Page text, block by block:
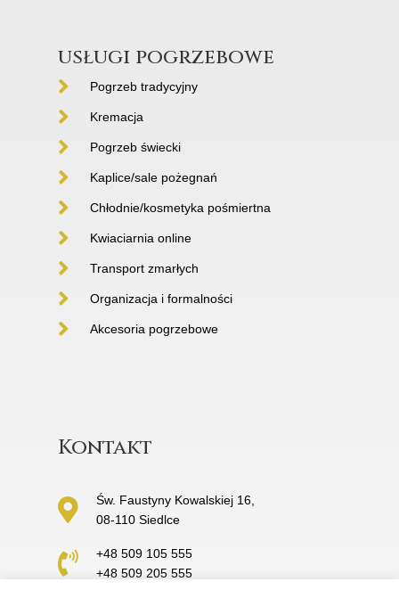
usługi pogrzebowe
Pogrzeb tradycyjny
Kremacja
Pogrzeb świecki
Kaplice/sale pożegnań
Chłodnie/kosmetyka pośmiertna
Kwiaciarnia online
Transport zmarłych
Organizacja i formalności
Akcesoria pogrzebowe
Kontakt
Św. Faustyny Kowalskiej 16,
08-110 Siedlce
+48 509 105 555
+48 509 205 555